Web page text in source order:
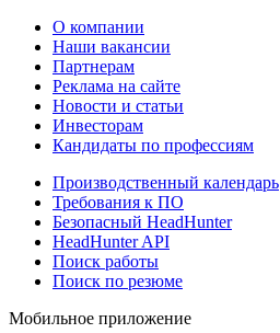
О компании
Наши вакансии
Партнерам
Реклама на сайте
Новости и статьи
Инвесторам
Кандидаты по профессиям
Производственный календарь
Требования к ПО
Безопасный HeadHunter
HeadHunter API
Поиск работы
Поиск по резюме
Мобильное приложение